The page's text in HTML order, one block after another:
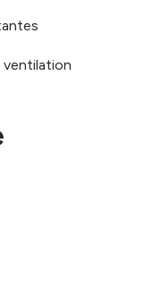
ventilation